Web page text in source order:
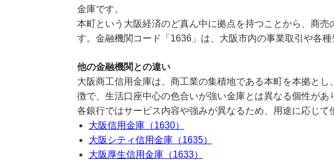
金庫です。
本町という大阪経済のど真ん中に拠点を持つことから、商
す。金融機関コード「1636」は、大阪市内の事業取引や各種
他の金融機関との違い
大阪商工信用金庫は、商工業の集積地である本町を本拠と
徴で、生活口座中心の色合いが強い金庫とは異なる個性があ
各銀行ではサービス内容や強みが異なるため、用途に応じて
大阪信用金庫（1630）
大阪シティ信用金庫（1635）
大阪厚生信用金庫（1633）